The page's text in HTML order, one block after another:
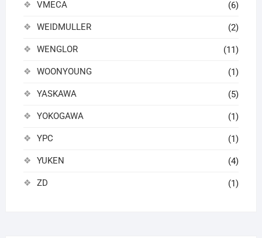
VMECA (6)
WEIDMULLER (2)
WENGLOR (11)
WOONYOUNG (1)
YASKAWA (5)
YOKOGAWA (1)
YPC (1)
YUKEN (4)
ZD (1)